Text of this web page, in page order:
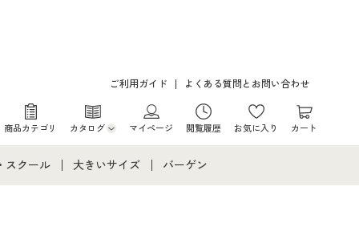
ご利用ガイド よくある質問とお問い合わせ
商品カテゴリ カタログ
カタログ・チラシからのご注文
マイページ 閲覧履歴 お気に入り カート
スクール 大きいサイズ バーゲン